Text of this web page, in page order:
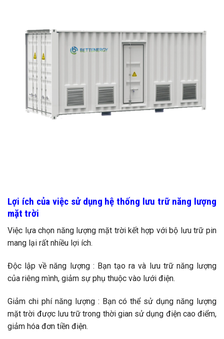
Lợi ích của việc sử dụng hệ thống lưu trữ năng lượng
mặt trời
Việc lựa chọn năng lượng mặt trời kết hợp với bộ lưu trữ pin
mang lại rất nhiều lợi ích.
Độc lập về năng lượng : Bạn tạo ra và lưu trữ năng lượng
của riêng mình, giảm sự phụ thuộc vào lưới điện.
Giảm chi phí năng lượng : Bạn có thể sử dụng năng lượng
mặt trời được lưu trữ trong thời gian sử dụng điện cao điểm,
giảm hóa đơn tiền điện.